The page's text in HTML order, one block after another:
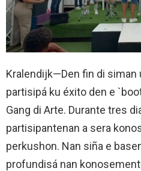
Kralendijk—Den fin di siman
partisipá ku éxito den e
Gang di Arte. Durante tres
partisipantenan a sera
perkushon. Nan siña e
profundisá nan